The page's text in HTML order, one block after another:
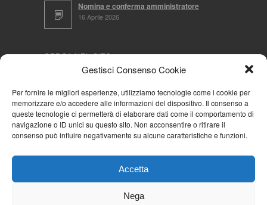
Gestisci Consenso Cookie
Per fornire le migliori esperienze, utilizziamo tecnologie come i cookie per
memorizzare e/o accedere alle informazioni del dispositivo. Il consenso a
queste tecnologie ci permetterà di elaborare dati come il comportamento di
navigazione o ID unici su questo sito. Non acconsentire o ritirare il
consenso può influire negativamente su alcune caratteristiche e funzioni.
Accetta
Nega
Nomina e conferma amministratore
16 Aprile 2026
CERCA NEL SITO
NAVIGA PER
Mappa completa
Cookie Policy (UE)
Iscriviti alla Community AziendaCondominio